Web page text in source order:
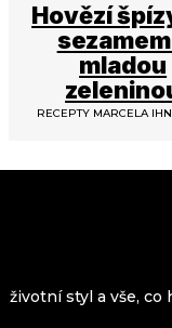
Hovězí
mladou
RECEPTY MARCELA
životní styl a vše, co